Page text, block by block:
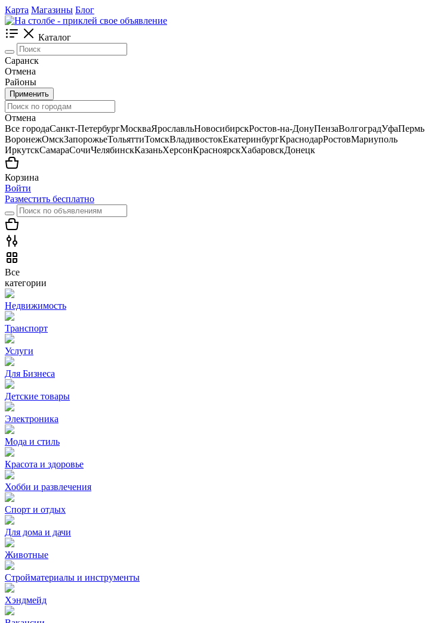
Карта Магазины Блог
Каталог
Саранск
Отмена
Районы
Применить
Отмена
Все городаСанкт-ПетербургМоскваЯрославльНовосибирскРостов-на-ДонуПензаВолгоградУфаПермь
ВоронежОмскЗапорожьеТольяттиТомскВладивостокЕкатеринбургКраснодарРостовМариуполь
ИркутскСамараСочиЧелябинскКазаньХерсонКрасноярскХабаровскДонецк
Корзина
Войти
Разместить бесплатно
Все
категории
Недвижимость
Транспорт
Услуги
Для Бизнеса
Детские товары
Электроника
Мода и стиль
Красота и здоровье
Хобби и развлечения
Спорт и отдых
Для дома и дачи
Животные
Стройматериалы и инструменты
Хэндмейд